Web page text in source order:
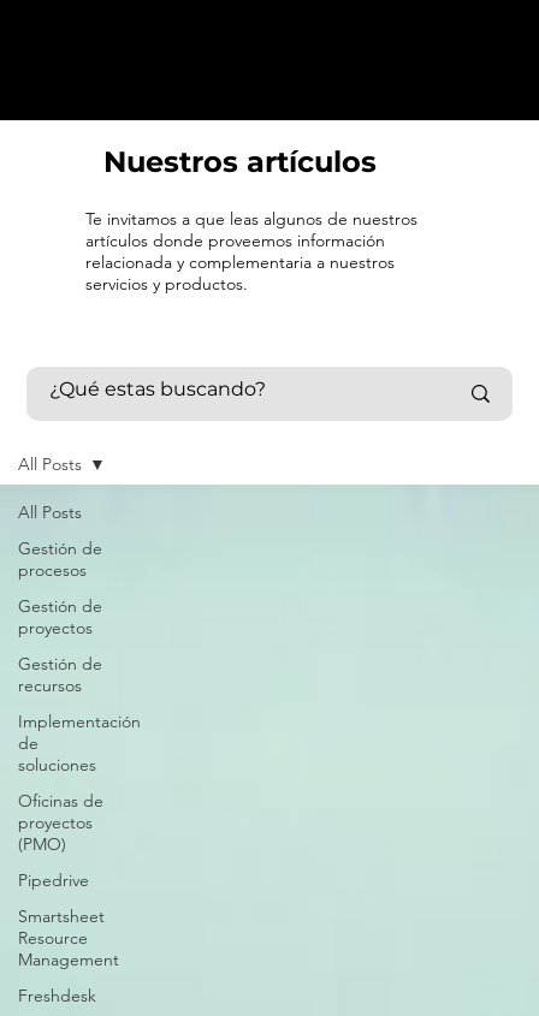
Nuestros artículos
Te invitamos a que leas algunos de nuestros
artículos donde proveemos información
relacionada y complementaria a nuestros
servicios y productos.
All Posts
Gestión de
procesos
Gestión de
proyectos
Gestión de
recursos
Implementación
de
soluciones
Oficinas de
proyectos
(PMO)
Pipedrive
Smartsheet
Resource
Management
Freshdesk
All Posts